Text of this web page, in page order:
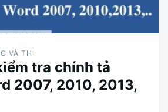
VÀ THI
tra chính tả
2007, 2010, 2013,